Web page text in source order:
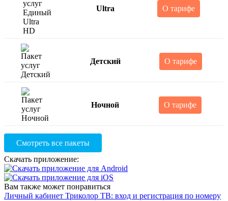
Ultra О тарифе
Детский О тарифе
Ночной О тарифе
Смотреть все пакеты
Скачать приложение:
Вам также может понравиться
Личный кабинет Триколор ТВ: вход и регистрация по номеру